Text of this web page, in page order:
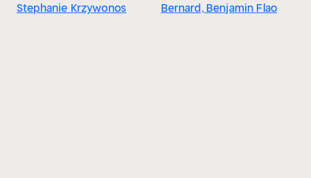
Stephanie Krzywonos
Bernard, Benjamin Flao